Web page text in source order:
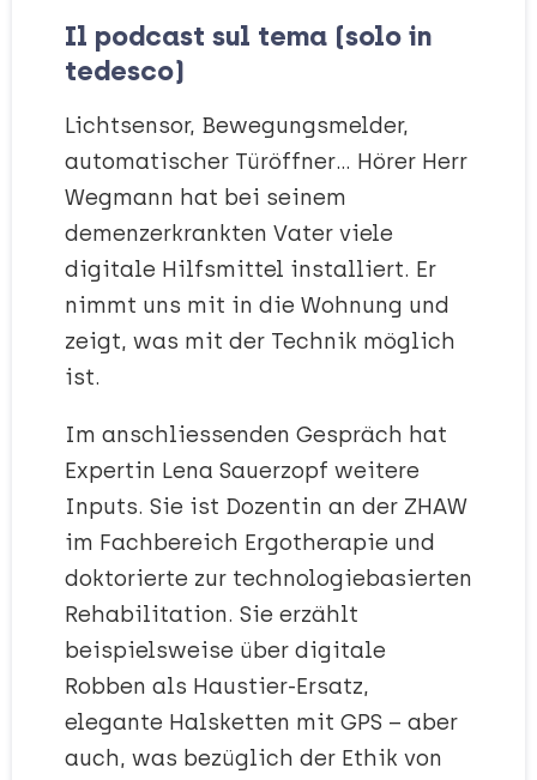
Il podcast sul tema (solo in
tedesco)
Lichtsensor, Bewegungsmelder,
automatischer Türöffner… Hörer Herr
Wegmann hat bei seinem
demenzerkrankten Vater viele
digitale Hilfsmittel installiert. Er
nimmt uns mit in die Wohnung und
zeigt, was mit der Technik möglich
ist.
Im anschliessenden Gespräch hat
Expertin Lena Sauerzopf weitere
Inputs. Sie ist Dozentin an der ZHAW
im Fachbereich Ergotherapie und
doktorierte zur technologiebasierten
Rehabilitation. Sie erzählt
beispielsweise über digitale
Robben als Haustier-Ersatz,
elegante Halsketten mit GPS – aber
auch, was bezüglich der Ethik von